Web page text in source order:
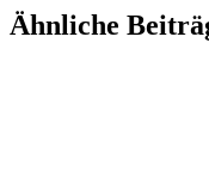
Ähnliche